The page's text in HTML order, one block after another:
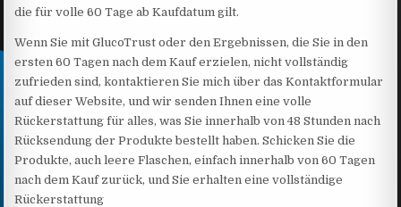
die für volle 60 Tage ab Kaufdatum gilt.
Wenn Sie mit GlucoTrust oder den Ergebnissen, die Sie in den
ersten 60 Tagen nach dem Kauf erzielen, nicht vollständig
zufrieden sind, kontaktieren Sie mich über das Kontaktformular
auf dieser Website, und wir senden Ihnen eine volle
Rückerstattung für alles, was Sie innerhalb von 48 Stunden nach
Rücksendung der Produkte bestellt haben. Schicken Sie die
Produkte, auch leere Flaschen, einfach innerhalb von 60 Tagen
nach dem Kauf zurück, und Sie erhalten eine vollständige
Rückerstattung